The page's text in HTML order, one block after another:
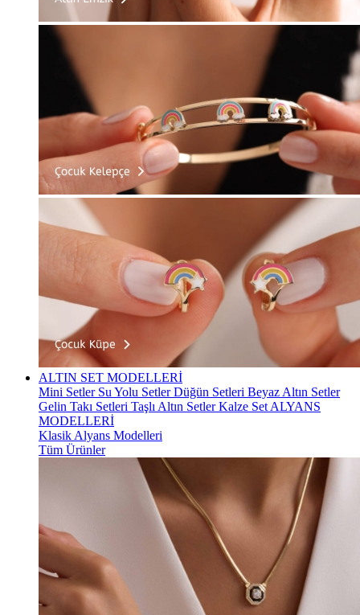
ALTIN SET MODELLERİ
Mini Setler Su Yolu SetlerDüğün Setleri Beyaz Altın Setler
Gelin Takı Setleri Taşlı Altın SetlerKalze Set ALYANS
MODELLERİ
Klasik Alyans Modelleri
Tüm Ürünler